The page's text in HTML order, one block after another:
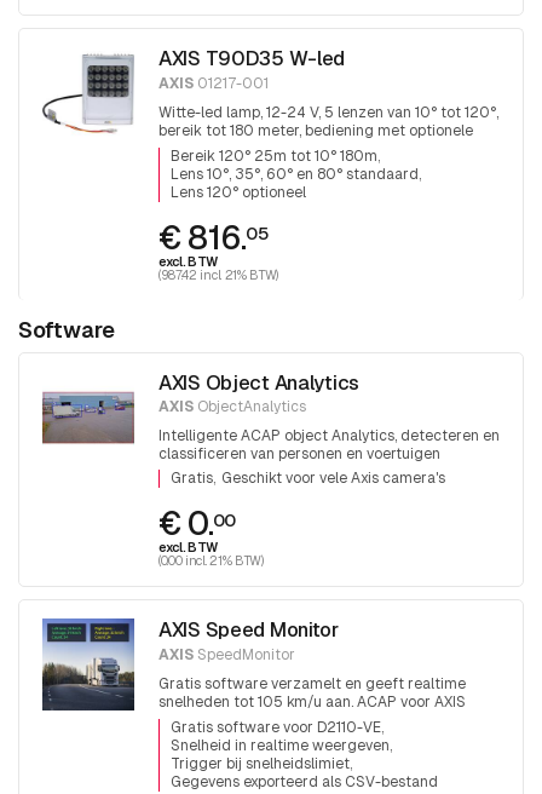
AXIS T90D35 W-led
AXIS 01217-001
Witte-led lamp, 12-24 V, 5 lenzen van 10° tot 120°,
bereik tot 180 meter, bediening met optionele
remote control.
Bereik 120° 25m tot 10° 180m
Lens 10°, 35°, 60° en 80° standaard
Lens 120° optioneel
€ 816.05
excl. BTW
(987.42 incl. 21% BTW)
Software
AXIS Object Analytics
AXIS ObjectAnalytics
Intelligente ACAP object Analytics, detecteren en
classificeren van personen en voertuigen
Gratis Geschikt voor vele Axis camera's
€ 0.00
excl. BTW
(0.00 incl. 21% BTW)
AXIS Speed Monitor
AXIS SpeedMonitor
Gratis software verzamelt en geeft realtime
snelheden tot 105 km/u aan. ACAP voor AXIS
D2110-VE radar
Gratis software voor D2110-VE
Snelheid in realtime weergeven
Trigger bij snelheidslimiet
Gegevens exporteerd als CSV-bestand